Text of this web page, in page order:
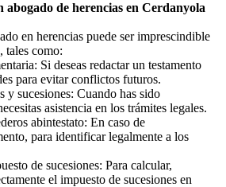
abogado de herencias en Cerdanyola
en herencias puede ser imprescindible
tales como:
Si deseas redactar un testamento
para evitar conflictos futuros.
y sucesiones: Cuando has sido
asistencia en los trámites legales.
abintestato: En caso de
para identificar legalmente a los
de sucesiones: Para calcular,
el impuesto de sucesiones en